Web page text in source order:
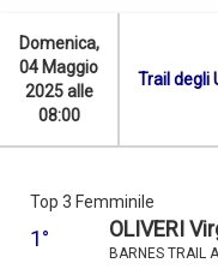
Domenica,
04 Maggio
2025 alle
08:00
Trail degli
Top 3 Femminile
1° OLIVERI
BARNES TRAIL